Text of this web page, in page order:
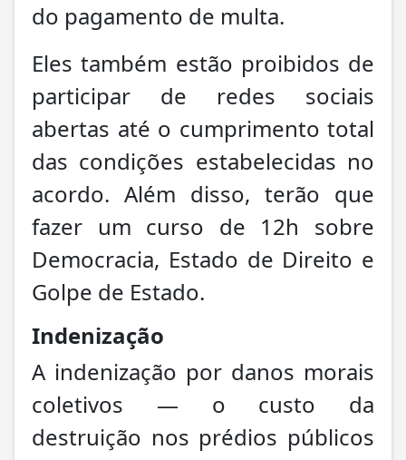
do pagamento de multa.
Eles também estão proibidos de
participar de redes sociais
abertas até o cumprimento total
das condições estabelecidas no
acordo. Além disso, terão que
fazer um curso de 12h sobre
Democracia, Estado de Direito e
Golpe de Estado.
Indenização
A indenização por danos morais
coletivos — o custo da
destruição nos prédios públicos